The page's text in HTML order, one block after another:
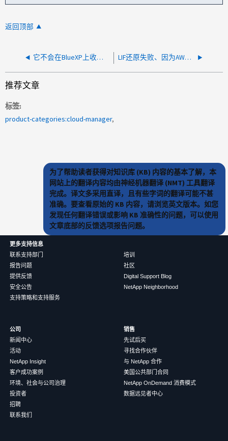
返回顶部
它不会在BlueXP上收到通知铃电子邮件 LIF还原失败、因为AWS会阻止IP移动到ENI的子网之外
推荐文章
标签
product-categories:cloud-manager
为了帮助读者获得对知识库 (KB) 内容的基本了解，本
网站上的翻译内容均由神经机器翻译 (NMT) 工具翻译
完成。译文多采用直译，且有些字词的翻译可能不甚
准确。要查看原始的 KB 内容，请浏览英文版本。如您
发现任何翻译错误或影响 KB 准确性的问题，可以使用
文章底部的反馈选项报告问题。
更多支持信息
联系支持部门
报告问题
提供反馈
安全公告
支持策略和支持服务
培训
社区
Digital Support Blog
NetApp Neighborhood
公司
新闻中心
活动
NetApp Insight
客户成功案例
环境、社会与公司治理
投资者
招聘
联系我们
销售
先试后买
寻找合作伙伴
与 NetApp 合作
美国公共部门合同
NetApp OnDemand 消费模式
数据远见者中心